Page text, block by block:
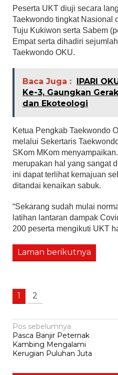
Peserta UKT diuji secara
Taekwondo tingkat Nasional
Tuju Kukiwon serta Sabem
Empat serta dihadiri
Taekwondo OKU.
Baca Juga : IPARI
Ke-3, Gaungkan
dan Ekoteologi
Ketua Pengkab Taekwondo
melalui Sekertaris
SKom MKom
merupakan hal yang sangat
ini dapat terlihat kemajuan
ditandai kenaikan sabuk.
“Sekarang sudah mulai
latihan lantaran dampak
200 peserta mengikuti UKT
Laman berikutnya
1 2
Navigasi
pos
Pos sebelumnya
Pasca Banjir Peternak
Kambing Mengalami
Kerugian Puluhan Juta